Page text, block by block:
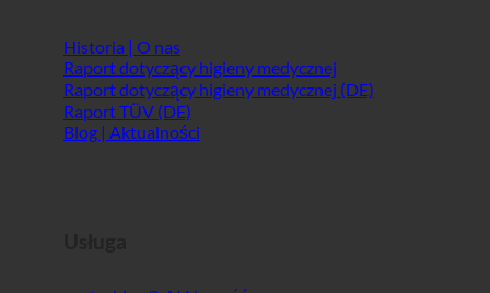
Historia | O nas
Raport dotyczący higieny medycznej
Raport dotyczący higieny medycznej (DE)
Raport TÜV (DE)
Blog | Aktualności